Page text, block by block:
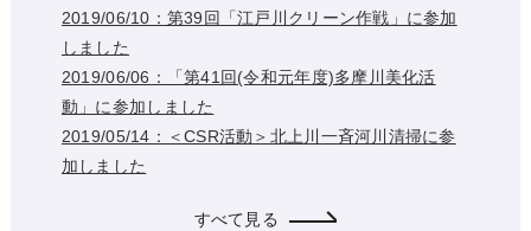
2019/06/10：第39回「江戸川クリーン作戦」に参加
しました
2019/06/06：「第41回(令和元年度)多摩川美化活
動」に参加しました
2019/05/14：＜CSR活動＞北上川一斉河川清掃に参
加しました
すべて見る